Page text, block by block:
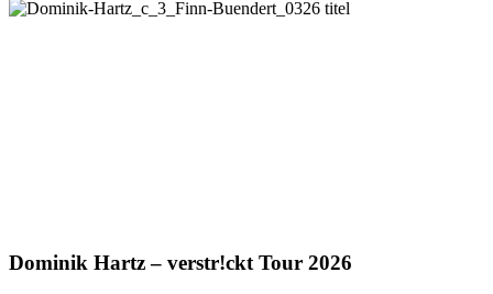
Dominik Hartz – verstr!ckt Tour 2026